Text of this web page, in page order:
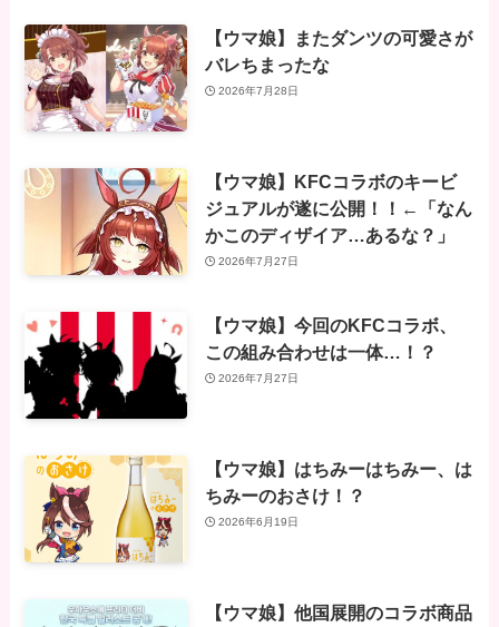
【ウマ娘】またダンツの可愛さが
バレちまったな
2026年7月28日
【ウマ娘】KFCコラボのキービ
ジュアルが遂に公開！！←「なん
かこのディザイア…あるな？」
2026年7月27日
【ウマ娘】今回のKFCコラボ、
この組み合わせは一体…！？
2026年7月27日
【ウマ娘】はちみーはちみー、は
ちみーのおさけ！？
2026年6月19日
【ウマ娘】他国展開のコラボ商品